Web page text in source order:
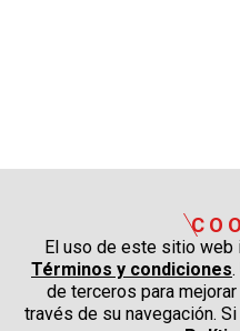
El uso de este sitio web
Términos y condiciones
de terceros para
través de su navegación.